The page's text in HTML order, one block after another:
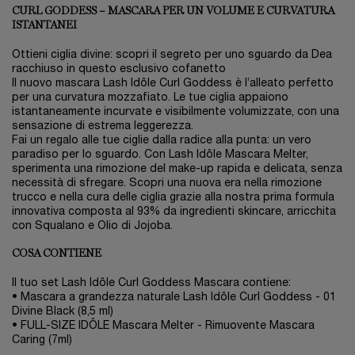
CURL GODDESS – MASCARA PER UN VOLUME E CURVATURA
ISTANTANEI
Ottieni ciglia divine: scopri il segreto per uno sguardo da Dea
racchiuso in questo esclusivo cofanetto
Il nuovo mascara Lash Idôle Curl Goddess è l’alleato perfetto
per una curvatura mozzafiato. Le tue ciglia appaiono
istantaneamente incurvate e visibilmente volumizzate, con una
sensazione di estrema leggerezza.
Fai un regalo alle tue ciglie dalla radice alla punta: un vero
paradiso per lo sguardo. Con Lash Idôle Mascara Melter,
sperimenta una rimozione del make-up rapida e delicata, senza
necessità di sfregare. Scopri una nuova era nella rimozione
trucco e nella cura delle ciglia grazie alla nostra prima formula
innovativa composta al 93% da ingredienti skincare, arricchita
con Squalano e Olio di Jojoba.
COSA CONTIENE
Il tuo set Lash Idôle Curl Goddess Mascara contiene:
• Mascara a grandezza naturale Lash Idôle Curl Goddess - 01
Divine Black (8,5 ml)
• FULL-SIZE IDÔLE Mascara Melter - Rimuovente Mascara
Caring (7ml)